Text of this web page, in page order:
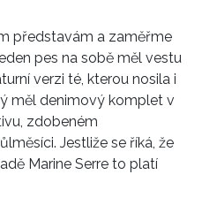
představám a zaměřme
pes na sobě měl vestu
verzi té, kterou nosila i
měl denimový komplet v
zdobeném
Jestliže se říká, že
Marine Serre to platí